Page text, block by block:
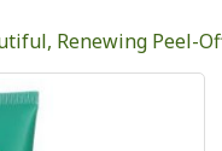
Renewing Peel-